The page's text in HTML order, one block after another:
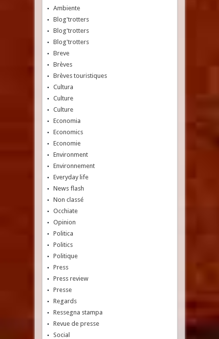
Ambiente
Blog'trotters
Blog'trotters
Blog'trotters
Breve
Brèves
Brèves touristiques
Cultura
Culture
Culture
Economia
Economics
Economie
Environment
Environnement
Everyday life
News flash
Non classé
Occhiate
Opinion
Politica
Politics
Politique
Press
Press review
Presse
Regards
Ressegna stampa
Revue de presse
Social